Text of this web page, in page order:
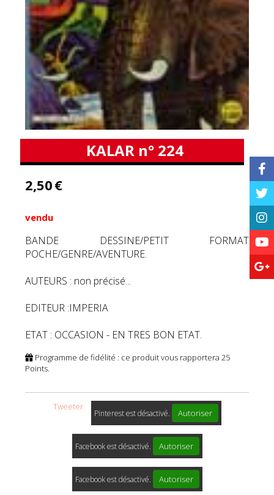
KALAR n° 224
2,50€
vendu
BANDE DESSINE/PETIT FORMAT
POCHE/GENRE/AVENTURE.
AUTEURS : non précisé...
EDITEUR :IMPERIA
ETAT : OCCASION - EN TRES BON ETAT.
Programme de fidélité : ce produit vous rapportera25
Points.
Tweeter
Pinterest est désactivé. Autoriser
Facebook est désactivé. Autoriser
Facebook est désactivé. Autoriser